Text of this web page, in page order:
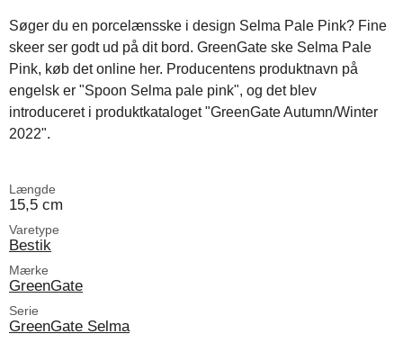
Søger du en porcelænsske i design Selma Pale Pink? Fine
skeer ser godt ud på dit bord. GreenGate ske Selma Pale
Pink, køb det online her. Producentens produktnavn på
engelsk er "Spoon Selma pale pink", og det blev
introduceret i produktkataloget "GreenGate Autumn/Winter
2022".
Længde
15,5 cm
Varetype
Bestik
Mærke
GreenGate
Serie
GreenGate Selma